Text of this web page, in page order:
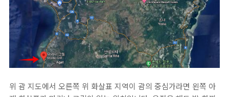
위 괌 지도에서 오른쪽 위 화살표 지역이 괌의 중심가라면 왼쪽 아